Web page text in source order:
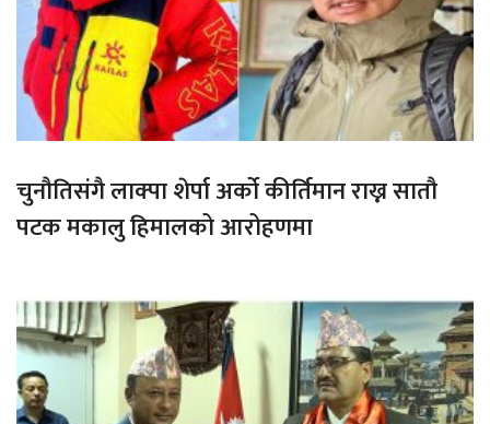
चुनौतिसंगै लाक्पा शेर्पा अर्को कीर्तिमान राख्न सातौ
पटक मकालु हिमालको आरोहणमा